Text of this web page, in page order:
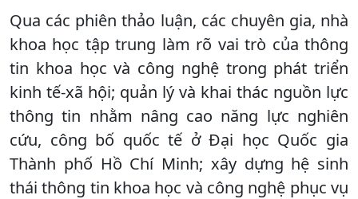
Qua các phiên thảo luận, các chuyên gia, nhà
khoa học tập trung làm rõ vai trò của thông
tin khoa học và công nghệ trong phát triển
kinh tế-xã hội; quản lý và khai thác nguồn lực
thông tin nhằm nâng cao năng lực nghiên
cứu, công bố quốc tế ở Đại học Quốc gia
Thành phố Hồ Chí Minh; xây dựng hệ sinh
thái thông tin khoa học và công nghệ phục vụ